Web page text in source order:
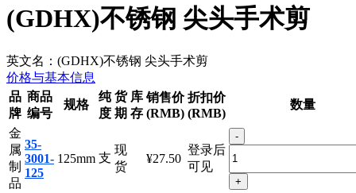
(GDHX)不锈钢 尖头手术剪
英文名： (GDHX)不锈钢 尖头手术剪
价格与基本信息
品
牌
商品
编号
规格
纯
度
货
期
库
存
销售价
(RMB)
折扣价
(RMB)
数量
金
属
制
品
35-
3001-
125
125mm 支
现
货
¥27.50
登录后
可见
-
+